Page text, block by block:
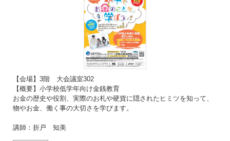
【会場】3階 大会議室302
【概要】小学校低学年向け金銭教育
お金の歴史や役割、実際のお札や硬貨に隠されたヒミツを知って、
物やお金、働く事の大切さを学びます。
講師：折戸 知美